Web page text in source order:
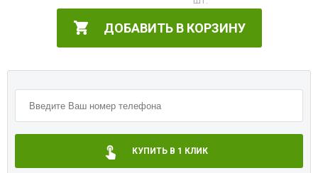
ДОБАВИТЬ В КОРЗИНУ
КУПИТЬ В 1 КЛИК